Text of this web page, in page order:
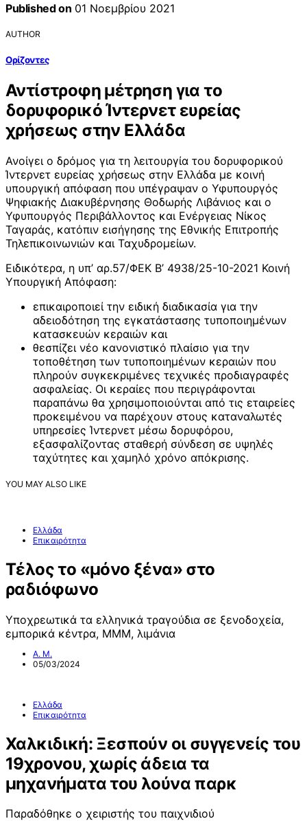
Published on 01 Νοεμβρίου 2021
AUTHOR
Ορίζοντες
Αντίστροφη μέτρηση για το
δορυφορικό Ίντερνετ ευρείας
χρήσεως στην Ελλάδα
Ανοίγει ο δρόμος για τη λειτουργία του δορυφορικού
Ίντερνετ ευρείας χρήσεως στην Ελλάδα με κοινή
υπουργική απόφαση που υπέγραψαν ο Υφυπουργός
Ψηφιακής Διακυβέρνησης Θοδωρής Λιβάνιος και ο
Υφυπουργός Περιβάλλοντος και Ενέργειας Νίκος
Ταγαράς, κατόπιν εισήγησης της Εθνικής Επιτροπής
Τηλεπικοινωνιών και Ταχυδρομείων.
Ειδικότερα, η υπ’ αρ.57/ΦΕΚ Β’ 4938/25-10-2021 Κοινή
Υπουργική Απόφαση:
επικαιροποιεί την ειδική διαδικασία για την
αδειοδότηση της εγκατάστασης τυποποιημένων
κατασκευών κεραιών και
θεσπίζει νέο κανονιστικό πλαίσιο για την
τοποθέτηση των τυποποιημένων κεραιών που
πληρούν συγκεκριμένες τεχνικές προδιαγραφές
ασφαλείας. Οι κεραίες που περιγράφονται
παραπάνω θα χρησιμοποιούνται από τις εταιρείες
προκειμένου να παρέχουν στους καταναλωτές
υπηρεσίες Ίντερνετ μέσω δορυφόρου,
εξασφαλίζοντας σταθερή σύνδεση σε υψηλές
ταχύτητες και χαμηλό χρόνο απόκρισης.
YOU MAY ALSO LIKE
Ελλάδα
Επικαιρότητα
Τέλος το «μόνο ξένα» στο
ραδιόφωνο
Υποχρεωτικά τα ελληνικά τραγούδια σε ξενοδοχεία,
εμπορικά κέντρα, ΜΜΜ, λιμάνια
Α. Μ.
05/03/2024
Ελλάδα
Επικαιρότητα
Χαλκιδική: Ξεσπούν οι συγγενείς του
19χρονου, χωρίς άδεια τα
μηχανήματα του λούνα παρκ
Παραδόθηκε ο χειριστής του παιχνιδιού